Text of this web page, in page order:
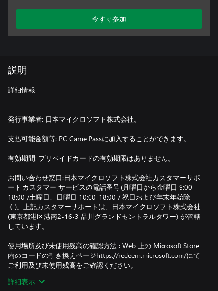
今すぐ参加
説明
詳細情報
発行事業者: 日本マイクロソフト株式会社。
支払可能金額等: PC Game Passに加入することができます。
有効期間: プリペイドカードの有効期限はありません。
お問い合わせ窓口:日本マイクロソフト株式会社カスタマーサポ
ート カスタマー サービスの電話番号 (月曜日から金曜日 9:00-
18:00 /土曜日、日曜日 10:00-18:00 / 祝日および年末年始除
く)。上記カスタマーサポートは、日本マイクロソフト株式会社
(東京都港区港南2-16-3 品川グランドセントラルタワー) が管轄
しています。
使用場所及び未使用残高の確認方法 : Web 上の Microsoft Store
内のコードの引き換えページhttps://redeem.microsoft.com/にて
ご利用及び未使用残高をご確認ください。
利用上の注意: 払い戻しには一切応じかねます。また、購入後に
詳細表示